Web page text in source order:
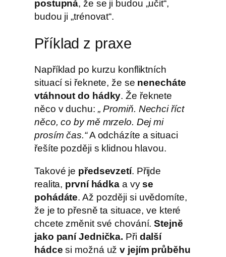
postupná, že se ji budou „učit“,
budou ji „trénovat“.
Příklad z praxe
Například po kurzu konfliktních
situací si řeknete, že se nenecháte
vtáhnout do hádky. Že řeknete
něco v duchu: „ Promiň. Nechci říct
něco, co by mě mrzelo. Dej mi
prosím čas.“A odcházíte a situaci
řešíte později s klidnou hlavou.
Takové je předsevzetí. Přijde
realita, první hádka a vyse
pohádáte. Až později si uvědomíte,
že je to přesně ta situace, ve které
chcete změnit své chování.Stejně
jako paní Jednička. Při další
hádce si možná užv jejím průběhu